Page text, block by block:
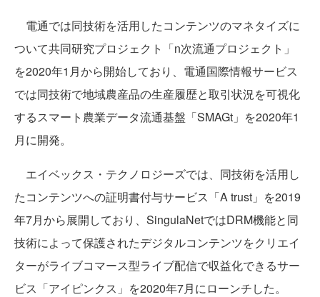
電通では同技術を活用したコンテンツのマネタイズに
ついて共同研究プロジェクト「n次流通プロジェクト」
を2020年1月から開始しており、電通国際情報サービス
では同技術で地域農産品の生産履歴と取引状況を可視化
するスマート農業データ流通基盤「SMAGt」を2020年1
月に開発。
エイベックス・テクノロジーズでは、同技術を活用し
たコンテンツへの証明書付与サービス「A trust」を2019
年7月から展開しており、SingulaNetではDRM機能と同
技術によって保護されたデジタルコンテンツをクリエイ
ターがライブコマース型ライブ配信で収益化できるサー
ビス「アイピンクス」を2020年7月にローンチした。